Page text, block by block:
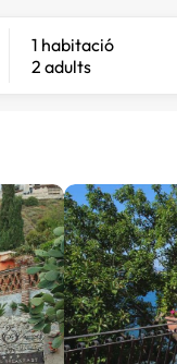
1 habitació
2 adults